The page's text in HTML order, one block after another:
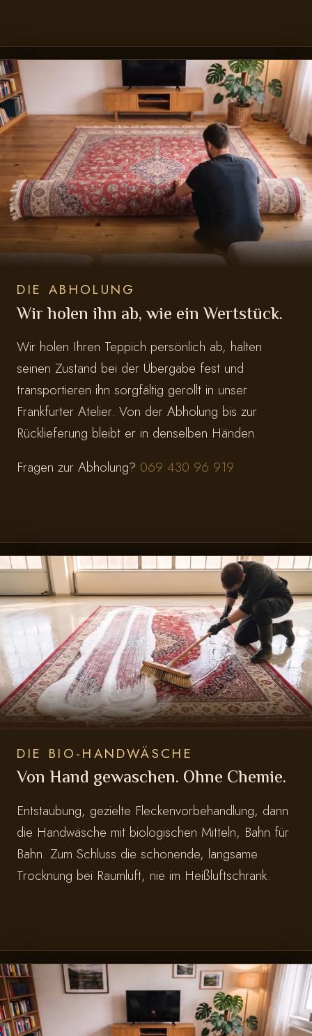
DIE ABHOLUNG
Wir holen ihn ab, wie ein Wertstück.
Wir holen Ihren Teppich persönlich ab, halten
seinen Zustand bei der Übergabe fest und
transportieren ihn sorgfältig gerollt in unser
Frankfurter Atelier. Von der Abholung bis zur
Rücklieferung bleibt er in denselben Händen.
Fragen zur Abholung? 069 430 96 919
DIE BIO-HANDWÄSCHE
Von Hand gewaschen. Ohne Chemie.
Entstaubung, gezielte Fleckenvorbehandlung, dann
die Handwäsche mit biologischen Mitteln, Bahn für
Bahn. Zum Schluss die schonende, langsame
Trocknung bei Raumluft, nie im Heißluftschrank.